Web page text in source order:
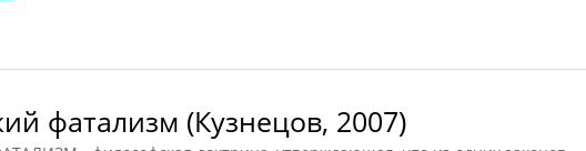
фатализм (Кузнецов, 2007)